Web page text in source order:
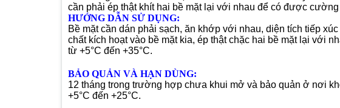
cần phải ép thật khít hai bề mặt lại với nhau để có được cường
HƯỚNG DẪN SỬ DỤNG:
Bề mặt cần dán phải sạch, ăn khớp với nhau, diện tích tiếp
chất kích hoạt vào bề mặt kia, ép thật chặc hai bề mặt lại với
từ +5°C đến +35°C.
BẢO QUẢN VÀ HẠN DÙNG:
12 tháng trong trường hợp chưa khui mở và bảo quản ở nơi
+5°C đến +25°C.